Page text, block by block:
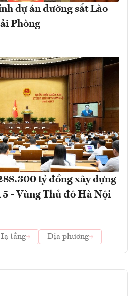
dự án đường sắt Lào
Phòng
tỷ đồng xây dựng
- Vùng Thủ đô Hà Nội
tầng Địa phương